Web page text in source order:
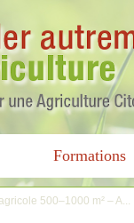
Formations
500–1000 m² – A...